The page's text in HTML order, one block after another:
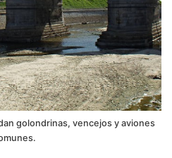
golondrinas, vencejos y aviones